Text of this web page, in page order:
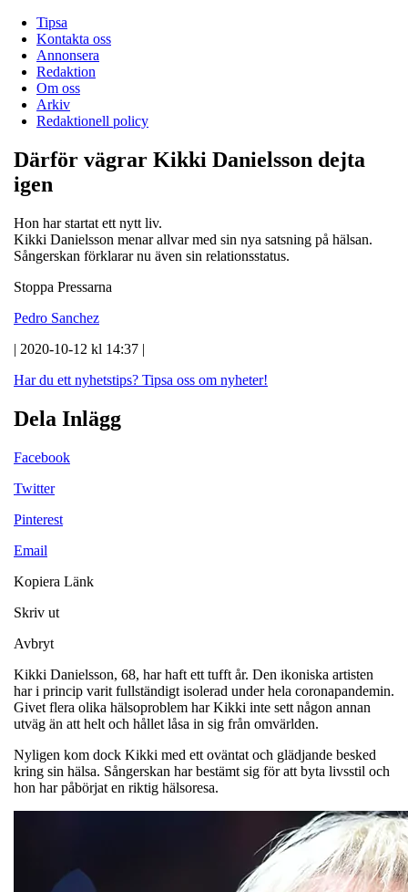
Tipsa
Kontakta oss
Annonsera
Redaktion
Om oss
Arkiv
Redaktionell policy
Därför vägrar Kikki Danielsson dejta
igen
Hon har startat ett nytt liv.
Kikki Danielsson menar allvar med sin nya satsning på hälsan.
Sångerskan förklarar nu även sin relationsstatus.
Stoppa Pressarna
Pedro Sanchez
| 2020-10-12 kl 14:37 |
Har du ett nyhetstips? Tipsa oss om nyheter!
Dela Inlägg
Facebook
Twitter
Pinterest
Email
Kopiera Länk
Skriv ut
Avbryt
Kikki Danielsson, 68, har haft ett tufft år. Den ikoniska artisten
har i princip varit fullständigt isolerad under hela coronapandemin.
Givet flera olika hälsoproblem har Kikki inte sett någon annan
utväg än att helt och hållet låsa in sig från omvärlden.
Nyligen kom dock Kikki med ett oväntat och glädjande besked
kring sin hälsa. Sångerskan har bestämt sig för att byta livsstil och
hon har påbörjat en riktig hälsoresa.